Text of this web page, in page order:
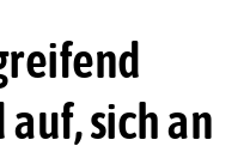
sich an